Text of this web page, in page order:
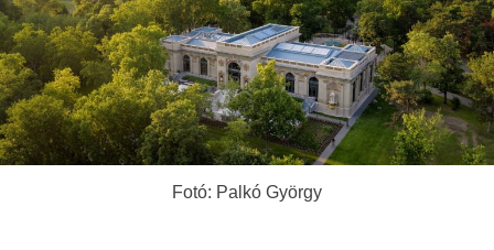
Fotó: Palkó György